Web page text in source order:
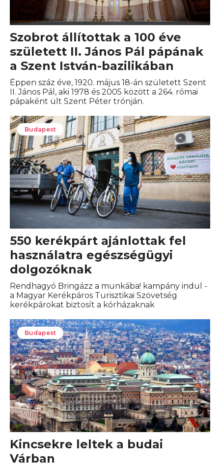
Szobrot állítottak a 100 éve
született II. János Pál pápának
a Szent István-bazilikában
Éppen száz éve, 1920. május 18-án született Szent
II. János Pál, aki 1978 és 2005 között a 264. római
pápaként ült Szent Péter trónján.
Budapest
550 kerékpárt ajánlottak fel
használatra egészségügyi
dolgozóknak
Rendhagyó Bringázz a munkába! kampány indul -
a Magyar Kerékpáros Turisztikai Szövetség
kerékpárokat biztosít a kórházaknak
Budapest
Kincsekre leltek a budai
Várban